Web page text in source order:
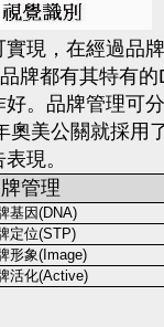
現， 在經過品
牌都有其特有
。品牌管理可
美公關就採用
現。
管理
基因(DNA)
定位(STP)
形象(Image)
活化(Active)